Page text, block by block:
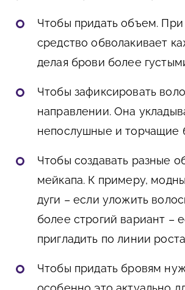
Чтобы придать объем.
средство обволакивает
делая брови более
Чтобы зафиксировать
направлении. Она
непослушные и торчащие
Чтобы создавать разные
мейкапа. К примеру,
дуги – если уложить
более строгий вариант –
пригладить по линии
Чтобы придать бровям